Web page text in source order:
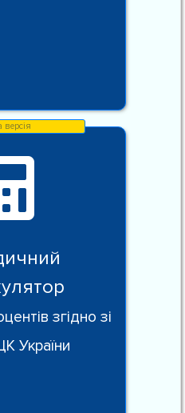
згідно зі
України